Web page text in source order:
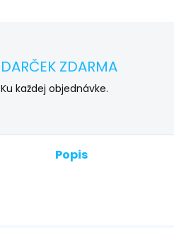
DARČEK ZDARMA
Ku každej objednávke.
Popis